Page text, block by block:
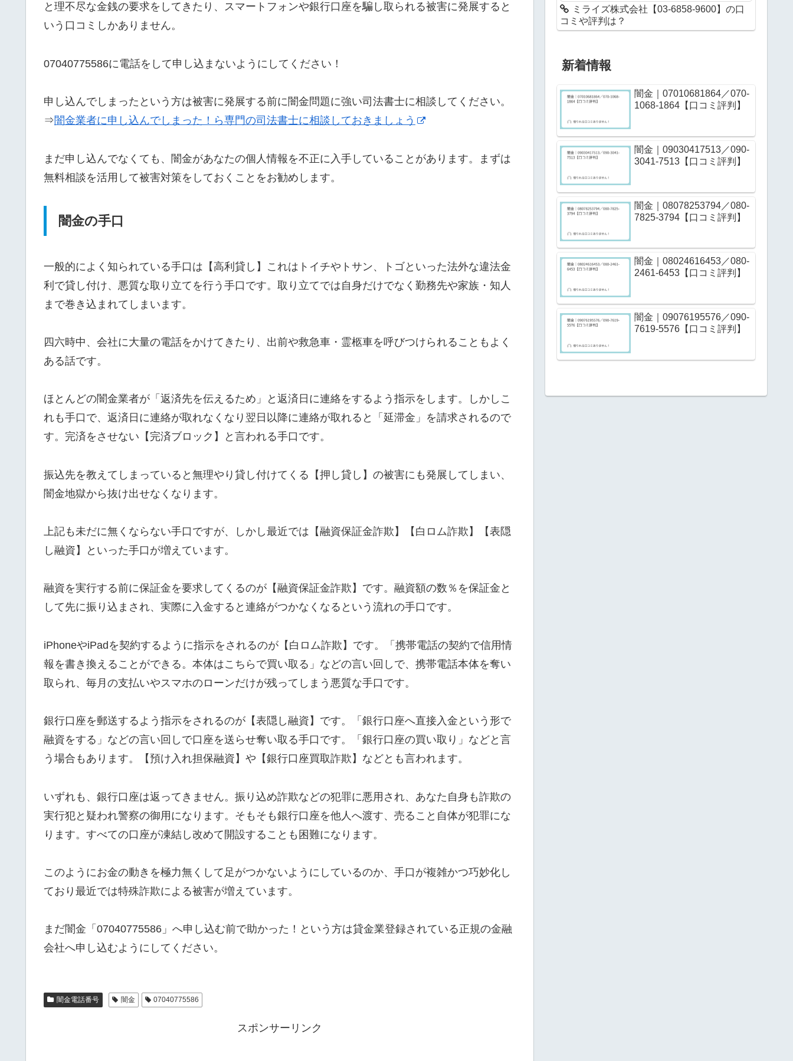
と理不尽な金銭の要求をしてきたり、スマートフォンや銀行口座を騙し取られる被害に発展すると
いう口コミしかありません。
07040775586に電話をして申し込まないようにしてください！
申し込んでしまったという方は被害に発展する前に闇金問題に強い司法書士に相談してください。
⇒闇金業者に申し込んでしまった！ら専門の司法書士に相談しておきましょう
まだ申し込んでなくても、闇金があなたの個人情報を不正に入手していることがあります。まずは
無料相談を活用して被害対策をしておくことをお勧めします。
闇金の手口
一般的によく知られている手口は【高利貸し】これはトイチやトサン、トゴといった法外な違法金
利で貸し付け、悪質な取り立てを行う手口です。取り立てでは自身だけでなく勤務先や家族・知人
まで巻き込まれてしまいます。
四六時中、会社に大量の電話をかけてきたり、出前や救急車・霊柩車を呼びつけられることもよく
ある話です。
ほとんどの闇金業者が「返済先を伝えるため」と返済日に連絡をするよう指示をします。しかしこ
れも手口で、返済日に連絡が取れなくなり翌日以降に連絡が取れると「延滞金」を請求されるので
す。完済をさせない【完済ブロック】と言われる手口です。
振込先を教えてしまっていると無理やり貸し付けてくる【押し貸し】の被害にも発展してしまい、
闇金地獄から抜け出せなくなります。
上記も未だに無くならない手口ですが、しかし最近では【融資保証金詐欺】【白ロム詐欺】【表隠
し融資】といった手口が増えています。
融資を実行する前に保証金を要求してくるのが【融資保証金詐欺】です。融資額の数％を保証金と
して先に振り込まされ、実際に入金すると連絡がつかなくなるという流れの手口です。
iPhoneやiPadを契約するように指示をされるのが【白ロム詐欺】です。「携帯電話の契約で信用情
報を書き換えることができる。本体はこちらで買い取る」などの言い回しで、携帯電話本体を奪い
取られ、毎月の支払いやスマホのローンだけが残ってしまう悪質な手口です。
銀行口座を郵送するよう指示をされるのが【表隠し融資】です。「銀行口座へ直接入金という形で
融資をする」などの言い回しで口座を送らせ奪い取る手口です。「銀行口座の買い取り」などと言
う場合もあります。【預け入れ担保融資】や【銀行口座買取詐欺】などとも言われます。
いずれも、銀行口座は返ってきません。振り込め詐欺などの犯罪に悪用され、あなた自身も詐欺の
実行犯と疑われ警察の御用になります。そもそも銀行口座を他人へ渡す、売ること自体が犯罪にな
ります。すべての口座が凍結し改めて開設することも困難になります。
このようにお金の動きを極力無くして足がつかないようにしているのか、手口が複雑かつ巧妙化し
ており最近では特殊詐欺による被害が増えています。
まだ闇金「07040775586」へ申し込む前で助かった！という方は貸金業登録されている正規の金融
会社へ申し込むようにしてください。
闇金電話番号 闇金 07040775586
スポンサーリンク
ミライズ株式会社【03-6858-9600】の口
コミや評判は？
新着情報
闇金｜07010681864／070-
1068-1864【口コミ評判】
闇金｜09030417513／090-
3041-7513【口コミ評判】
闇金｜08078253794／080-
7825-3794【口コミ評判】
闇金｜08024616453／080-
2461-6453【口コミ評判】
闇金｜09076195576／090-
7619-5576【口コミ評判】